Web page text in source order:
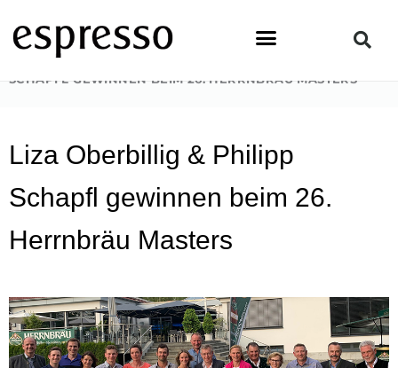
Inhalt
springen
STARTSEITE
SCHAPFL GEWINNEN BEIM 26. HERRNBRÄU MASTERS
Liza Oberbillig & Philipp
Schapfl gewinnen beim 26.
Herrnbräu Masters